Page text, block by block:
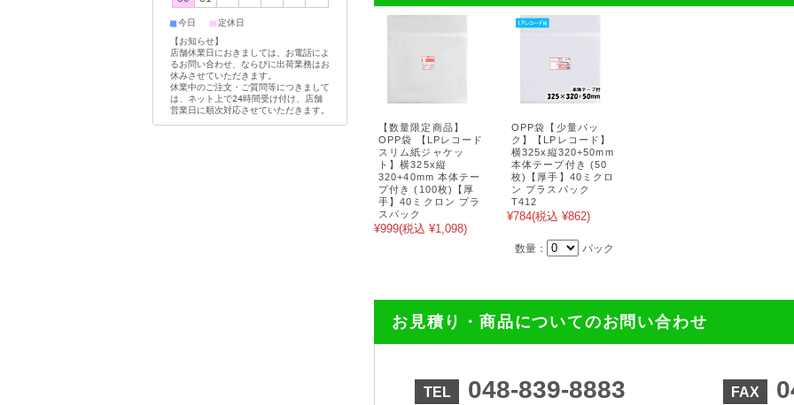
【数量限定商品】
OPP袋 【LPレコード
スリム紙ジャケッ
ト】横325x縦
320+40mm 本体テー
プ付き (100枚)【厚
手】40ミクロン プラ
スパック
¥999(税込 ¥1,098)
OPP袋【少量パッ
ク】【LPレコード】
横325x縦320+50mm
本体テープ付き (50
枚)【厚手】40ミクロ
ン プラスパック
T412
¥784(税込 ¥862)
数量： パック
お見積り・商品についてのお問い合わせ
TEL 048-839-8883 FAX
■今日 ■定休日
【お知らせ】
店舗休業日におきましては、お電話によ
るお問い合わせ、ならびに出荷業務はお
休みさせていただきます。
休業中のご注文・ご質問等につきまして
は、ネット上で24時間受け付け、店舗
営業日に順次対応させていただきます。